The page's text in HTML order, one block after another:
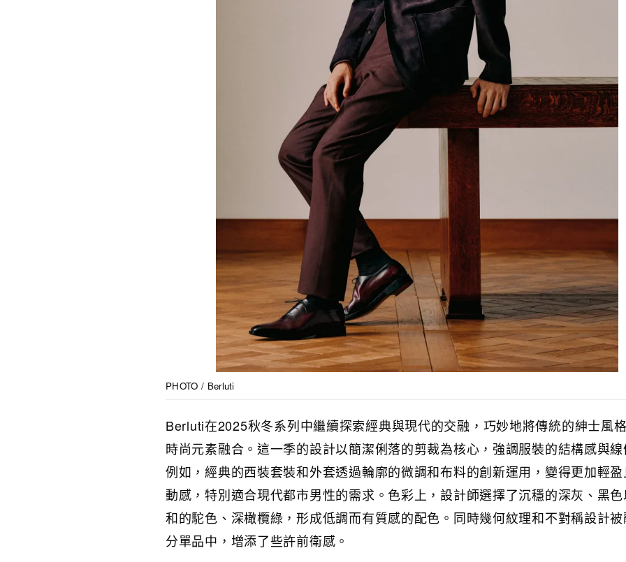
PHOTO / Berluti
Berluti在2025秋冬系列中繼續探索經典與現代的交融，巧妙地將傳統的紳士風
時尚元素融合。這一季的設計以簡潔俐落的剪裁為核心，強調服裝的結構感與線
例如，經典的西裝套裝和外套透過輪廓的微調和布料的創新運用，變得更加輕
動感，特別適合現代都市男性的需求。色彩上，設計師選擇了沉穩的深灰、黑
和的駝色、深橄欖綠，形成低調而有質感的配色。同時幾何紋理和不對稱設計
分單品中，增添了些許前衛感。